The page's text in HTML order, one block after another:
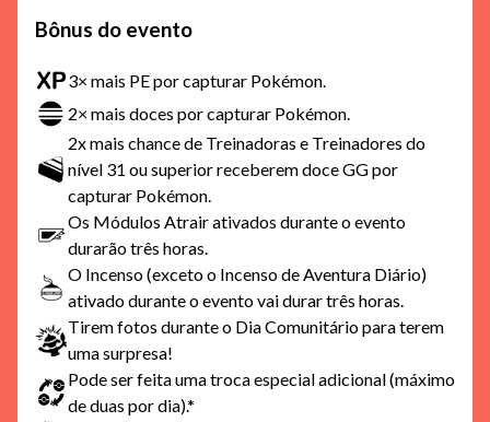
Bônus do evento
3× mais PE por capturar Pokémon.
2× mais doces por capturar Pokémon.
2x mais chance de Treinadoras e Treinadores do
nível 31 ou superior receberem doce GG por
capturar Pokémon.
Os Módulos Atrair ativados durante o evento
durarão três horas.
O Incenso (exceto o Incenso de Aventura Diário)
ativado durante o evento vai durar três horas.
Tirem fotos durante o Dia Comunitário para terem
uma surpresa!
Pode ser feita uma troca especial adicional (máximo
de duas por dia).*